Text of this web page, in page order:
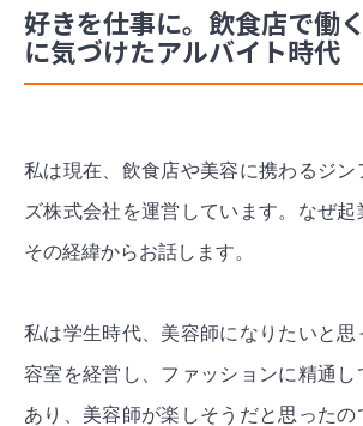
好きを仕事に。飲食店で働
に気づけたアルバイト時代
私は現在、飲食店や美容に携わるジン
ズ株式会社を運営しています。 なぜ起
その経緯からお話します。
私は学生時代、美容師になりたいと思
容室を経営し、ファッションに精通
あり、美容師が楽しそうだと思った